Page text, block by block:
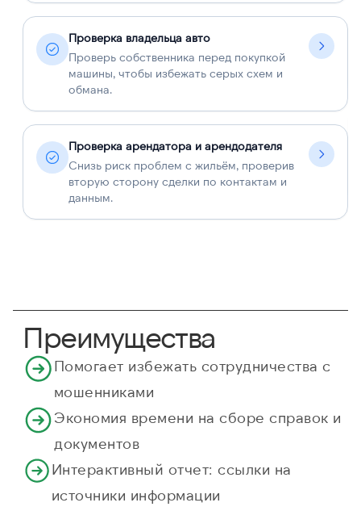
Проверка владельца авто
Проверь собственника перед покупкой
машины, чтобы избежать серых схем и
обмана.
Проверка арендатора и арендодателя
Снизь риск проблем с жильём, проверив
вторую сторону сделки по контактам и
данным.
Преимущества
Помогает избежать сотрудничества с
мошенниками
Экономия времени на сборе справок и
документов
Интерактивный отчет: ссылки на
источники информации